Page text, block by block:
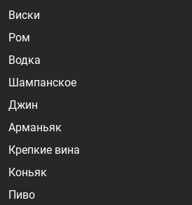
Виски
Ром
Водка
Шампанское
Джин
Арманьяк
Крепкие вина
Коньяк
Пиво